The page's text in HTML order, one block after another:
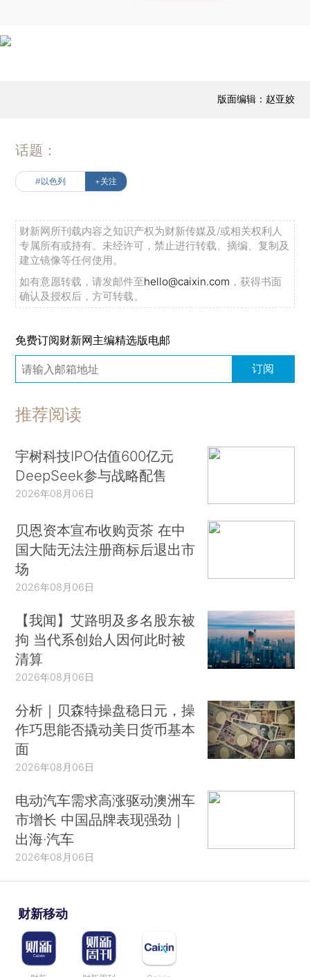
版面编辑：赵亚姣
话题：
#以色列 +关注
财新网所刊载内容之知识产权为财新传媒及/或相关权利人
专属所有或持有。未经许可，禁止进行转载、摘编、复制及
建立镜像等任何使用。
如有意愿转载，请发邮件至hello@caixin.com ，获得书面
确认及授权后，方可转载。
免费订阅财新网主编精选版电邮
订阅
推荐阅读
宇树科技IPO估值600亿元
DeepSeek参与战略配售
2026年08月06日
贝恩资本宣布收购贡茶 在中
国大陆无法注册商标后退出市
场
2026年08月06日
【我闻】艾路明及多名股东被
拘 当代系创始人因何此时被
清算
2026年08月06日
分析｜贝森特操盘稳日元，操
作巧思能否撬动美日货币基本
面
2026年08月06日
电动汽车需求高涨驱动澳洲车
市增长 中国品牌表现强劲｜
出海·汽车
2026年08月06日
财新移动